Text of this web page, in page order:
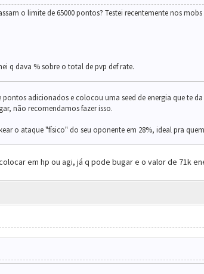
o limite de 65000 pontos? Testei recentemente nos
q dava % sobre o total de pvp def rate.
adicionados e colocou uma seed de energia que te
não recomendamos fazer isso.
ear o ataque "físico" do seu oponente em 28%, ideal pra
em hp ou agi, já q pode bugar e o valor de 71k